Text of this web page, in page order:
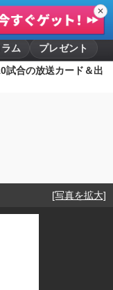
✕
ム
プレゼント
試合の放送カード＆出
[写真を拡大]